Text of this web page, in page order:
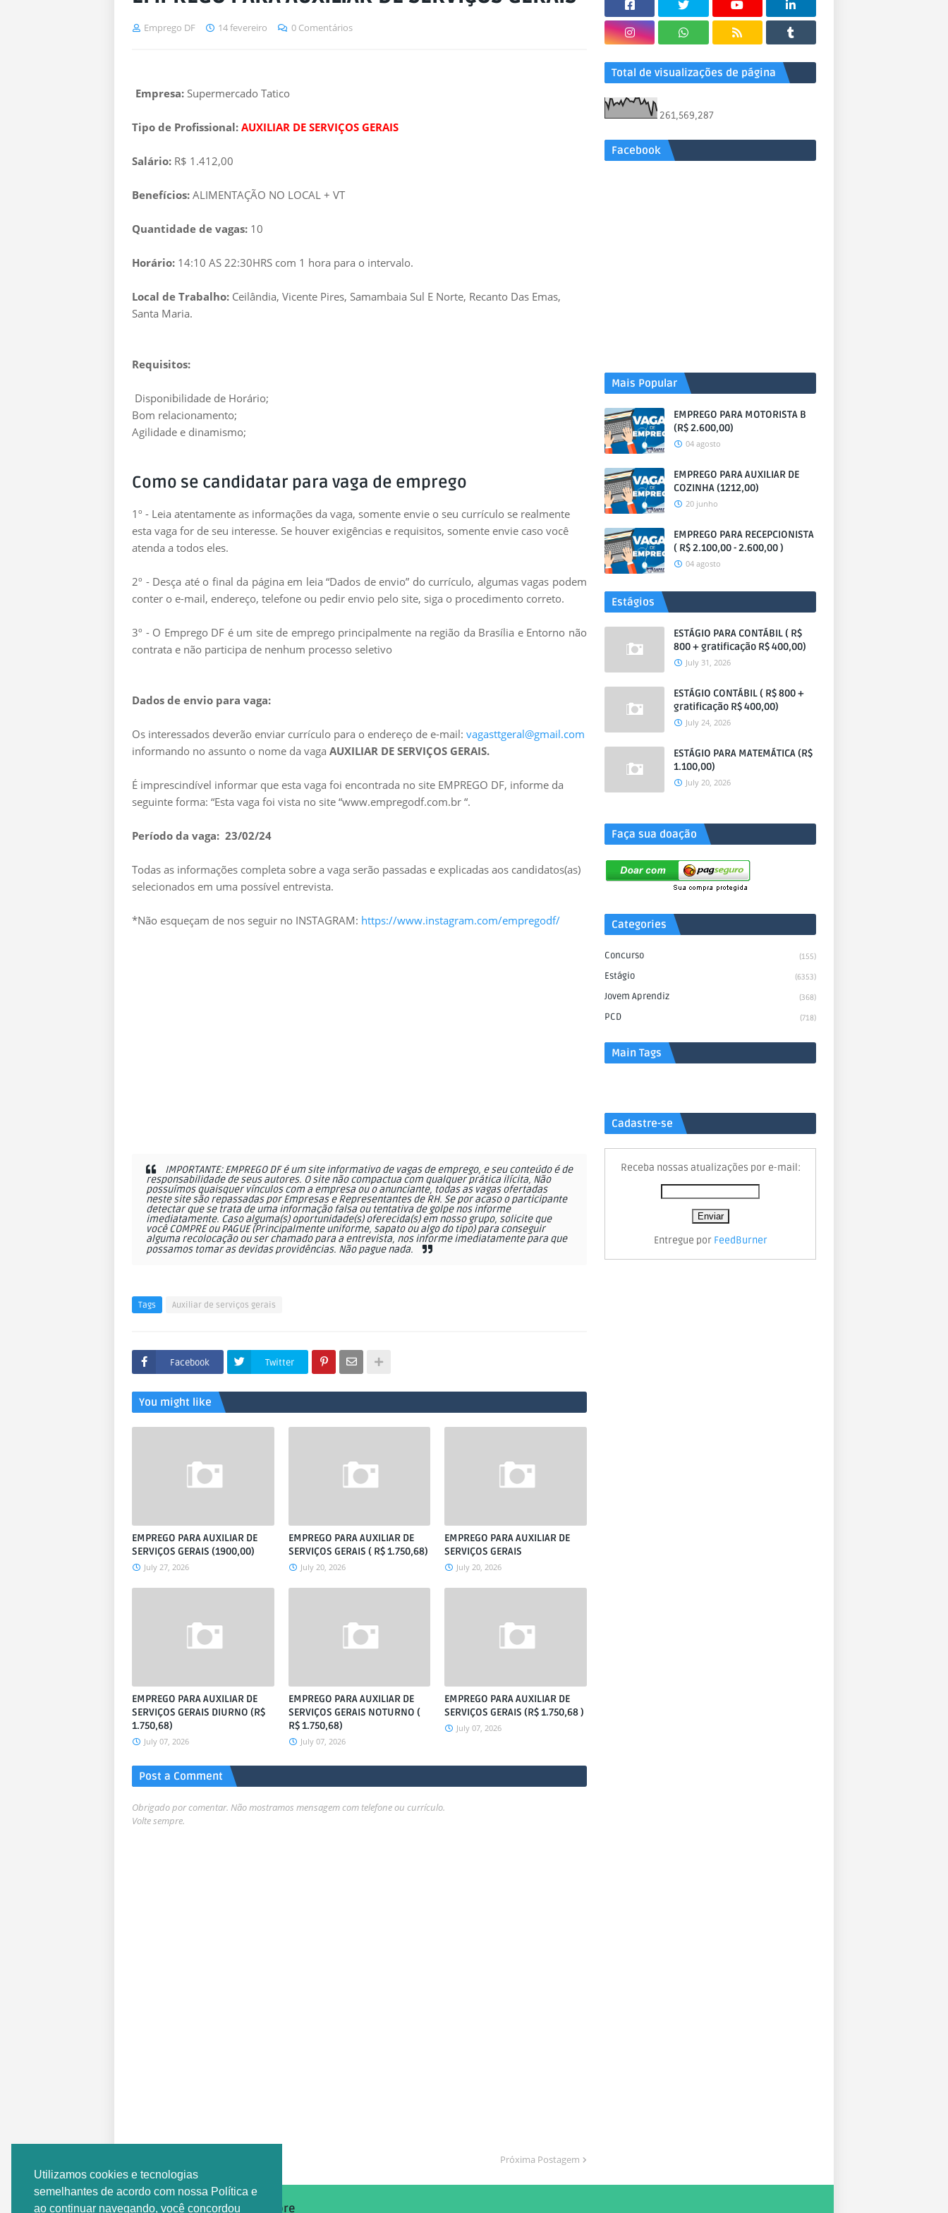
Utilizamos cookies e tecnologias
semelhantes de acordo com nossa Política e
ao continuar navegando, você concordou
Emprego DF 14 fevereiro 0 Comentários
Empresa: Supermercado Tatico
Tipo de Profissional: AUXILIAR DE SERVIÇOS GERAIS
Salário: R$ 1.412,00
Benefícios: ALIMENTAÇÃO NO LOCAL + VT
Quantidade de vagas: 10
Horário: 14:10 AS 22:30HRS com 1 hora para o intervalo.
Local de Trabalho: Ceilândia, Vicente Pires, Samambaia Sul E Norte, Recanto Das Emas,
Santa Maria.
Requisitos:
Disponibilidade de Horário;
Bom relacionamento;
Agilidade e dinamismo;
Como se candidatar para vaga de emprego
1º - Leia atentamente as informações da vaga, somente envie o seu currículo se realmente
esta vaga for de seu interesse. Se houver exigências e requisitos, somente envie caso você
atenda a todos eles.
2º - Desça até o final da página em leia “Dados de envio” do currículo, algumas vagas podem
conter o e-mail, endereço, telefone ou pedir envio pelo site, siga o procedimento correto.
3º - O Emprego DF é um site de emprego principalmente na região da Brasília e Entorno não
contrata e não participa de nenhum processo seletivo
Dados de envio para vaga:
Os interessados deverão enviar currículo para o endereço de e-mail: vagasttgeral@gmail.com
informando no assunto o nome da vaga AUXILIAR DE SERVIÇOS GERAIS.
É imprescindível informar que esta vaga foi encontrada no site EMPREGO DF, informe da
seguinte forma: “Esta vaga foi vista no site “www.empregodf.com.br “.
Período da vaga: 23/02/24
Todas as informações completa sobre a vaga serão passadas e explicadas aos candidatos(as)
selecionados em uma possível entrevista.
*Não esqueçam de nos seguir no INSTAGRAM: https://www.instagram.com/empregodf/
IMPORTANTE: EMPREGO DF é um site informativo de vagas de emprego, e seu conteúdo é de
responsabilidade de seus autores. O site não compactua com qualquer prática ilícita, Não
possuímos quaisquer vínculos com a empresa ou o anunciante, todas as vagas ofertadas
neste site são repassadas por Empresas e Representantes de RH. Se por acaso o participante
detectar que se trata de uma informação falsa ou tentativa de golpe nos informe
imediatamente. Caso alguma(s) oportunidade(s) oferecida(s) em nosso grupo, solicite que
você COMPRE ou PAGUE (Principalmente uniforme, sapato ou algo do tipo) para conseguir
alguma recolocação ou ser chamado para a entrevista, nos informe imediatamente para que
possamos tomar as devidas providências. Não pague nada.
Tags Auxiliar de serviços gerais
Facebook Twitter
You might like
EMPREGO PARA AUXILIAR DE
SERVIÇOS GERAIS (1900,00)
July 27, 2026
EMPREGO PARA AUXILIAR DE
SERVIÇOS GERAIS ( R$ 1.750,68)
July 20, 2026
EMPREGO PARA AUXILIAR DE
SERVIÇOS GERAIS
July 20, 2026
EMPREGO PARA AUXILIAR DE
SERVIÇOS GERAIS DIURNO (R$
1.750,68)
July 07, 2026
EMPREGO PARA AUXILIAR DE
SERVIÇOS GERAIS NOTURNO (
R$ 1.750,68)
July 07, 2026
EMPREGO PARA AUXILIAR DE
SERVIÇOS GERAIS (R$ 1.750,68 )
July 07, 2026
Post a Comment
Obrigado por comentar. Não mostramos mensagem com telefone ou currículo.
Volte sempre.
Próxima Postagem
Total de visualizações de página
261,569,287
Facebook
Mais Popular
EMPREGO PARA MOTORISTA B
(R$ 2.600,00)
04 agosto
EMPREGO PARA AUXILIAR DE
COZINHA (1212,00)
20 junho
EMPREGO PARA RECEPCIONISTA
( R$ 2.100,00 - 2.600,00 )
04 agosto
Estágios
ESTÁGIO PARA CONTÁBIL ( R$
800 + gratificação R$ 400,00)
July 31, 2026
ESTÁGIO CONTÁBIL ( R$ 800 +
gratificação R$ 400,00)
July 24, 2026
ESTÁGIO PARA MATEMÁTICA (R$
1.100,00)
July 20, 2026
Faça sua doação
Categories
Concurso (155)
Estágio (6353)
Jovem Aprendiz (368)
PCD (718)
Main Tags
Cadastre-se
Receba nossas atualizações por e-mail:
Entregue por FeedBurner
Sobre